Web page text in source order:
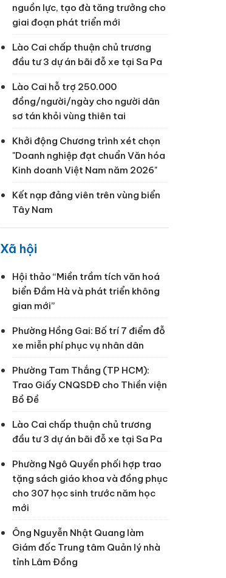
nguồn lực, tạo đà tăng trưởng cho
giai đoạn phát triển mới
Lào Cai chấp thuận chủ trương
đầu tư 3 dự án bãi đỗ xe tại Sa Pa
Lào Cai hỗ trợ 250.000
đồng/người/ngày cho người dân
sơ tán khỏi vùng thiên tai
Khởi động Chương trình xét chọn
"Doanh nghiệp đạt chuẩn Văn hóa
Kinh doanh Việt Nam năm 2026"
Kết nạp đảng viên trên vùng biển
Tây Nam
Xã hội
Hội thảo “Miền trầm tích văn hoá
biển Đầm Hà và phát triển không
gian mới”
Phường Hồng Gai: Bố trí 7 điểm đỗ
xe miễn phí phục vụ nhân dân
Phường Tam Thắng (TP HCM):
Trao Giấy CNQSDĐ cho Thiền viện
Bồ Đề
Lào Cai chấp thuận chủ trương
đầu tư 3 dự án bãi đỗ xe tại Sa Pa
Phường Ngô Quyền phối hợp trao
tặng sách giáo khoa và đồng phục
cho 307 học sinh trước năm học
mới
Ông Nguyễn Nhật Quang làm
Giám đốc Trung tâm Quản lý nhà
tỉnh Lâm Đồng